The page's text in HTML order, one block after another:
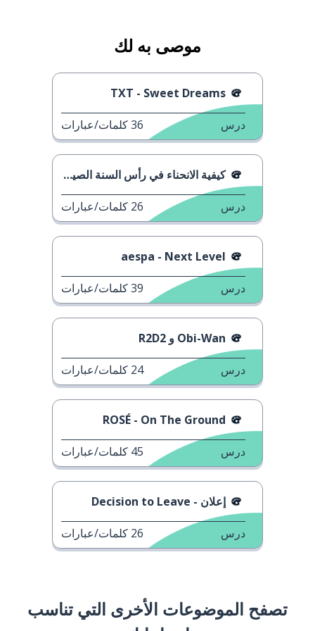
موصى به لك
TXT - Sweet Dreams
درس 36كلمات/عبارات
كيفية الانحناء في رأس السنة الصينية
درس 26 كلمات/عبارات
aespa - Next Level
درس 39كلمات/عبارات
Obi-Wan و R2D2
درس 24 كلمات/عبارات
ROSÉ - On The Ground
درس 45 كلمات/عبارات
إعلان - Decision to Leave
درس 26 كلمات/عبارات
تصفح الموضوعات الأخرى التي تناسب